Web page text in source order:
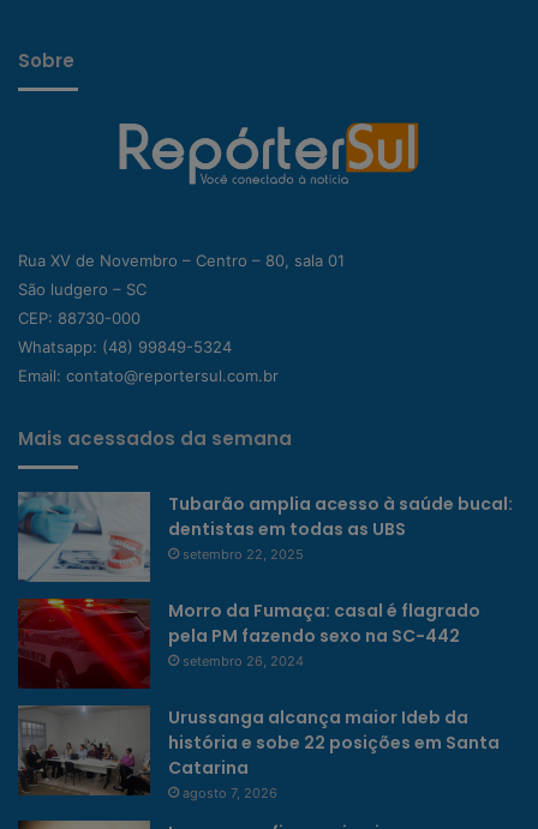
Sobre
Rua XV de Novembro – Centro – 80, sala 01
São ludgero – SC
CEP: 88730-000
Whatsapp: (48) 99849-5324
Email: contato@reportersul.com.br
Mais acessados da semana
Tubarão amplia acesso à saúde bucal:
dentistas em todas as UBS
setembro 22, 2025
Morro da Fumaça: casal é flagrado
pela PM fazendo sexo na SC-442
setembro 26, 2024
Urussanga alcança maior Ideb da
história e sobe 22 posições em Santa
Catarina
agosto 7, 2026